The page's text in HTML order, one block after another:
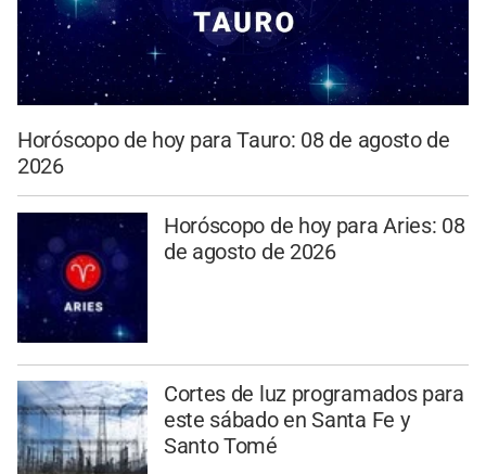
Horóscopo de hoy para Tauro: 08 de agosto de
2026
Horóscopo de hoy para Aries: 08
de agosto de 2026
Cortes de luz programados para
este sábado en Santa Fe y
Santo Tomé